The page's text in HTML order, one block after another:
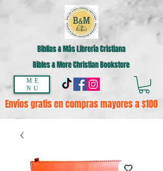
ME
NU
Biblias & Más Librería Cristiana
Bibles & More Christian Bookstore
Envíos gratis en compras mayores a $100